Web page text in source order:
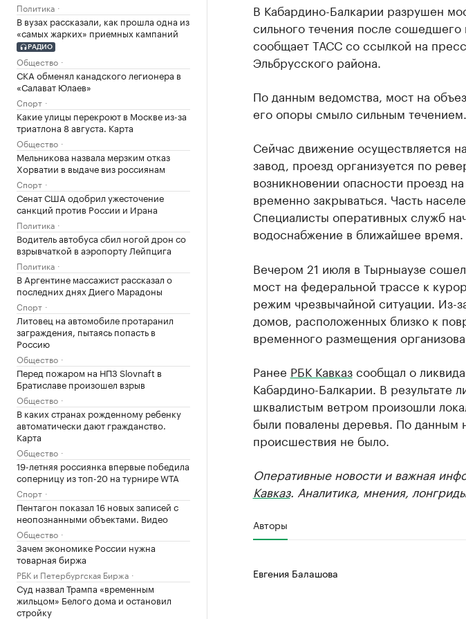
Политика
В вузах рассказали, как прошла одна из
«самых жарких» приемных кампаний
РАДИО
Общество
СКА обменял канадского легионера в
«Салават Юлаев»
Спорт
Какие улицы перекроют в Москве из-за
триатлона 8 августа. Карта
Общество
Мельникова назвала мерзким отказ
Хорватии в выдаче виз россиянам
Спорт
Сенат США одобрил ужесточение
санкций против России и Ирана
Политика
Водитель автобуса сбил ногой дрон со
взрывчаткой в аэропорту Лейпцига
Политика
В Аргентине массажист рассказал о
последних днях Диего Марадоны
Спорт
Литовец на автомобиле протаранил
заграждения, пытаясь попасть в
Россию
Общество
Перед пожаром на НПЗ Slovnaft в
Братиславе произошел взрыв
Общество
В каких странах рожденному ребенку
автоматически дают гражданство.
Карта
Общество
19-летняя россиянка впервые победила
соперницу из топ-20 на турнире WTA
Спорт
Пентагон показал 16 новых записей с
неопознанными объектами. Видео
Общество
Зачем экономике России нужна
товарная биржа
РБК и Петербургская Биржа
Суд назвал Трампа «временным
жильцом» Белого дома и остановил
стройку
В Кабардино-Балкарии разрушен
сильного течения после
сообщает ТАСС со ссылкой на
Эльбрусского района.
По данным ведомства, мост на
его опоры смыло сильным течением.
Сейчас движение осуществляется
завод, проезд организуется по
возникновении опасности проезд
временно закрываться. Часть
Специалисты оперативных служб
водоснабжение в ближайшее время.
Вечером 21 июля в Тырныаузе
мост на федеральной трассе к
режим чрезвычайной ситуации. Из-
домов, расположенных близко к
временного размещения
Ранее РБК Кавказсообщал о
Кабардино-Балкарии. В результате
шквалистым ветром произошли
были повалены деревья. По данным
происшествия не было.
Оперативные новости и важная
Кавказ. Аналитика, мнения,
Авторы
Евгения Балашова